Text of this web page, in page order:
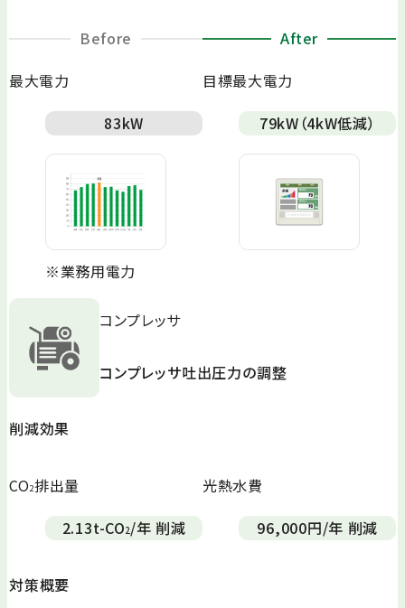
Before
最大電力
83kW
※業務用電力
After
目標最大電力
79kW（4kW低減）
コンプレッサ
コンプレッサ吐出圧力の調整
削減効果
CO2排出量
2.13t-CO2/年 削減
光熱水費
96,000円/年 削減
対策概要